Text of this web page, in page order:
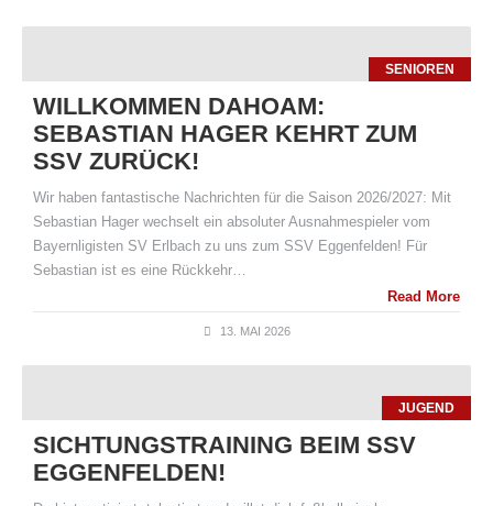
SENIOREN
WILLKOMMEN DAHOAM:
SEBASTIAN HAGER KEHRT ZUM
SSV ZURÜCK!
Wir haben fantastische Nachrichten für die Saison 2026/2027: Mit
Sebastian Hager wechselt ein absoluter Ausnahmespieler vom
Bayernligisten SV Erlbach zu uns zum SSV Eggenfelden! Für
Sebastian ist es eine Rückkehr…
Read More
13. MAI 2026
JUGEND
SICHTUNGSTRAINING BEIM SSV
EGGENFELDEN!